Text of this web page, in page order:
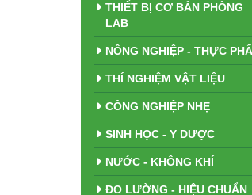
THIẾT BỊ CƠ BẢN PHÒNG
LAB
NÔNG NGHIỆP - THỰC
THÍ NGHIỆM VẬT LIỆU
CÔNG NGHIỆP NHẸ
SINH HỌC - Y DƯỢC
NƯỚC - KHÔNG KHÍ
ĐO LƯỜNG - HIỆU CHUẨN